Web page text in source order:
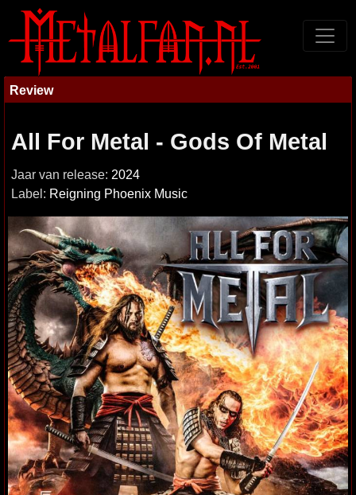
Review
All For Metal - Gods Of Metal
Jaar van release: 2024
Label: Reigning Phoenix Music